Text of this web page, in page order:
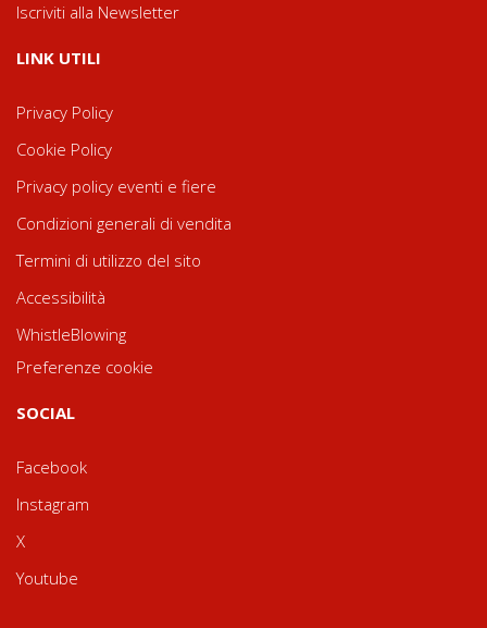
Iscriviti alla Newsletter
LINK UTILI
Privacy Policy
Cookie Policy
Privacy policy eventi e fiere
Condizioni generali di vendita
Termini di utilizzo del sito
Accessibilità
WhistleBlowing
Preferenze cookie
SOCIAL
Facebook
Instagram
X
Youtube